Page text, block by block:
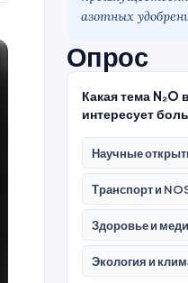
азотных
Опрос
Какая тема N₂O
интересует
Научные
Транспорт и
Здоровье и
Экология и